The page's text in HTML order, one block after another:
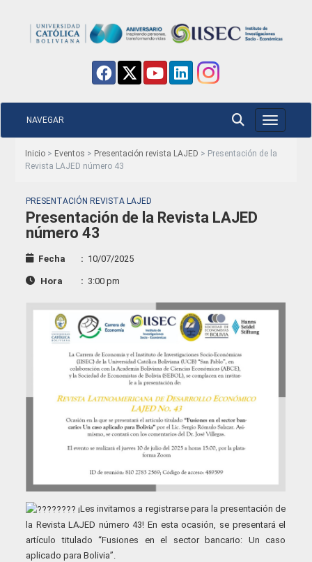
Toggle
NAVEGAR
Inicio > Eventos > Presentación revista LAJED > Presentación de la
Revista LAJED número 43
PRESENTACIÓN REVISTA LAJED
Presentación de la Revista LAJED
número 43
Fecha : 10/07/2025
Hora : 3:00 pm
¡Les invitamos a registrarse para la presentación de
la Revista LAJED número 43! En esta ocasión, se presentará el
artículo titulado “Fusiones en el sector bancario: Un caso
aplicado para Bolivia”.